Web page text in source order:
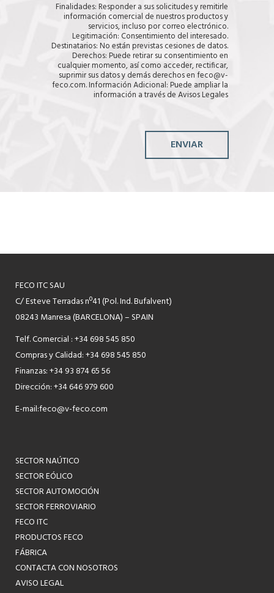
Finalidades: Responder a sus solicitudes y remitirle
información comercial de nuestros productos y
servicios, incluso por correo electrónico.
Legitimación: Consentimiento del interesado.
Destinatarios: No están previstas cesiones de datos.
Derechos: Puede retirar su consentimiento en
cualquier momento, así como acceder, rectificar,
suprimir sus datos y demás derechos en feco@v-
feco.com. Información Adicional: Puede ampliar la
información a través deAvisos Legales
ENVIAR
FECO ITC SAU
C/ Esteve Terradas nº41 (Pol. Ind. Bufalvent)
08243 Manresa (BARCELONA) – SPAIN
Telf. Comercial : +34 698 545 850
Compras y Calidad: +34 698 545 850
Finanzas: +34 93 874 65 56
Dirección: +34 646 979 600
E-mail:feco@v-feco.com
SECTOR NAÚTICO
SECTOR EÓLICO
SECTOR AUTOMOCIÓN
SECTOR FERROVIARIO
FECO ITC
PRODUCTOS FECO
FÁBRICA
CONTACTA CON NOSOTROS
AVISO LEGAL